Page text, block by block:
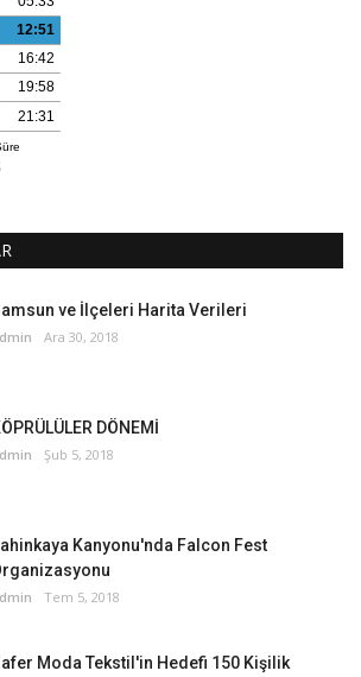
ve İlçeleri Harita Verileri
Ara 30, 2018
DÖNEMİ
Şub 5, 2018
Kanyonu'nda Falcon Fest
Tem 5, 2018
Moda Tekstil'in Hedefi 150 Kişilik